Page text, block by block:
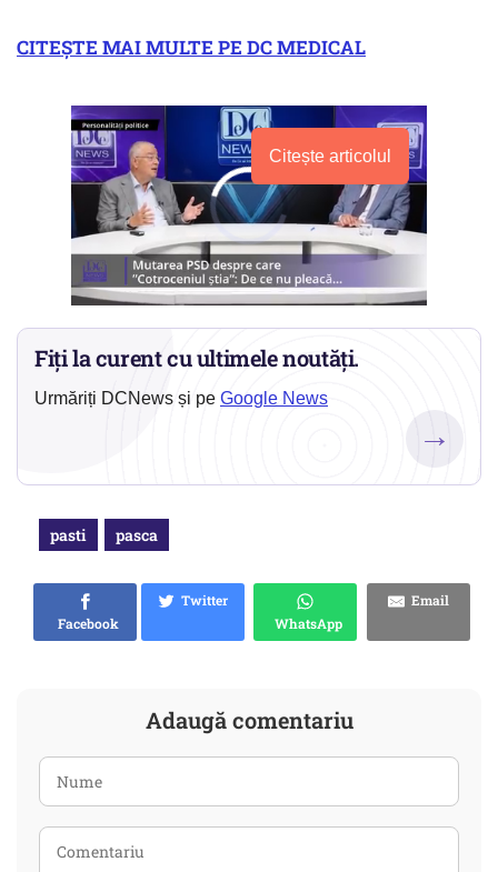
CITEŞTE MAI MULTE PE DC MEDICAL
Citește articolul
Fiți la curent cu ultimele noutăți.
Urmăriți DCNews și pe Google News
→
pasti pasca
Facebook
Twitter
WhatsApp
Email
Adaugă comentariu